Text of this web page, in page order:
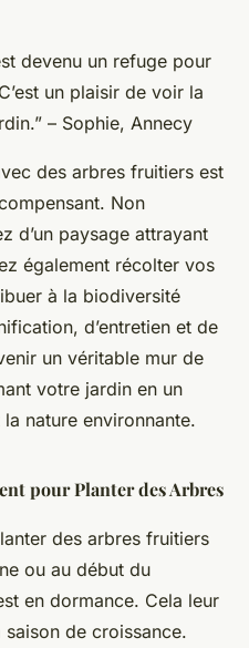
devenu un refuge pour
un plaisir de voir la
– Sophie, Annecy
des arbres fruitiers est
Non
d’un paysage attrayant
également récolter vos
à la biodiversité
d’entretien et de
un véritable mur de
votre jardin en un
nature environnante.
pour Planter des Arbres
des arbres fruitiers
ou au début du
en dormance. Cela leur
saison de croissance.